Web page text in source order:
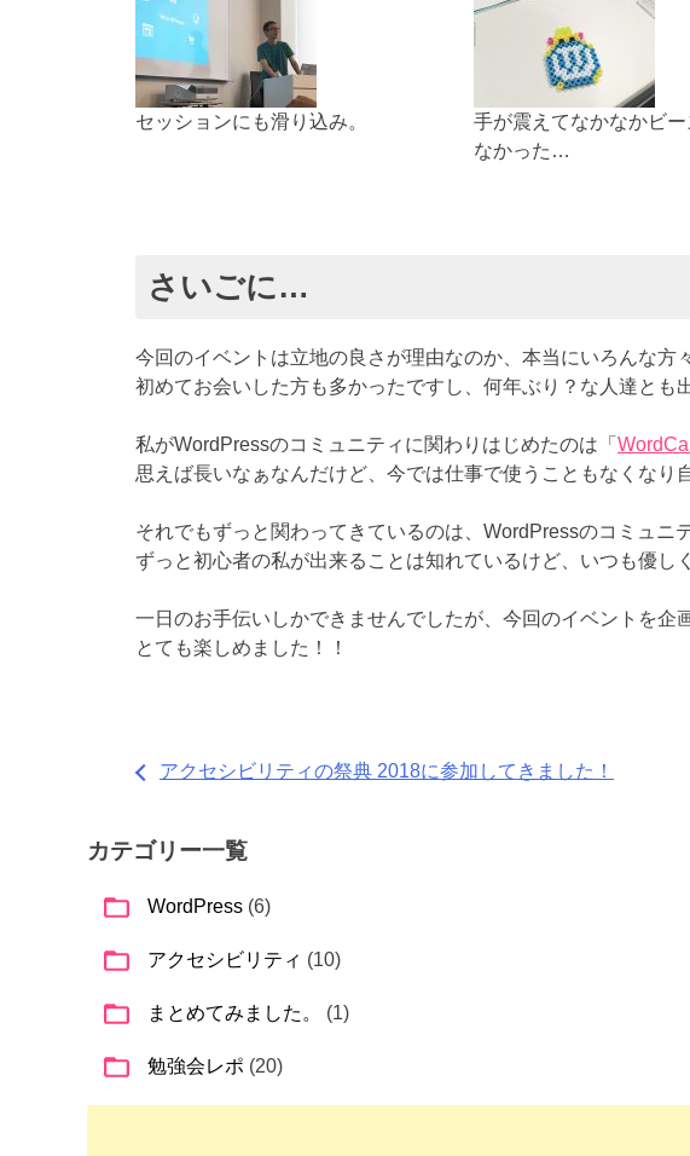
セッションにも滑り込み。
手が震えてなかなかビ
なかった…
さいごに…
今回のイベントは立地の良さが理由なのか、本当にいろんな方
初めてお会いした方も多かったですし、何年ぶり？な人達とも
私がWordPressのコミュニティに関わりはじめたのは「
思えば長いなぁなんだけど、今では仕事で使うこともなくなり
それでもずっと関わってきているのは、WordPressのコミュニ
ずっと初心者の私が出来ることは知れているけど、いつも優し
一日のお手伝いしかできませんでしたが、今回のイベントを企
とても楽しめました！！
投
ナ
ビ
ゲ
ョ
アクセシビリティの祭典 2018に参加してきました！
カテゴリー一覧
WordPress (6)
アクセシビリティ (10)
まとめてみました。 (1)
勉強会レポ (20)